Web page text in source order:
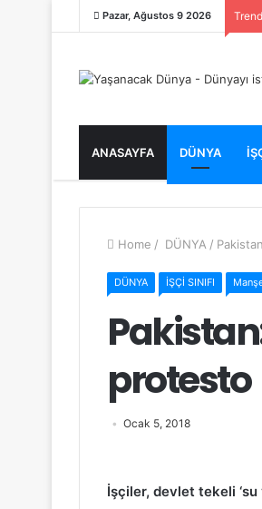
Pazar, Ağustos 9 2026
ANASAYFA DÜNYA
Home / DÜNYA /
DÜNYA İŞÇİ SINIFI
protesto
Ocak 5, 2018
İşçiler, devlet tekeli